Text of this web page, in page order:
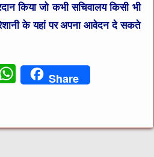
किया जो कभी सचिवालय किसी भी
के यहां पर अपना आवेदन दे सकते
W
s
Share